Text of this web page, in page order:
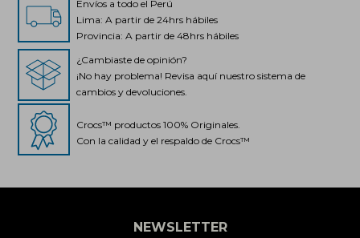
Envíos a todo el Perú
Lima: A partir de 24hrs hábiles
Provincia: A partir de 48hrs hábiles
¿Cambiaste de opinión?
¡No hay problema! Revisa aquí nuestro sistema de
cambios y devoluciones.
Crocs™ productos 100% Originales.
Con la calidad y el respaldo de Crocs™
NEWSLETTER